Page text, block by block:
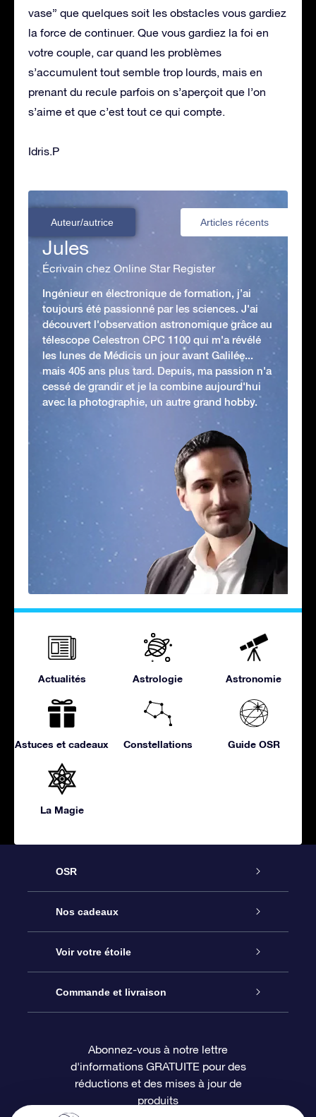
vase” que quelques soit les obstacles vous gardiez
la force de continuer. Que vous gardiez la foi en
votre couple, car quand les problèmes
s’accumulent tout semble trop lourds, mais en
prenant du recule parfois on s’aperçoit que l’on
s’aime et que c’est tout ce qui compte.
Idris.P
Auteur/autrice Articles récents
Jules
Écrivain chez Online Star Register
Ingénieur en électronique de formation, j’ai
toujours été passionné par les sciences. J'ai
découvert l'observation astronomique grâce au
télescope Celestron CPC 1100 qui m'a révélé
les lunes de Médicis un jour avant Galilée...
mais 405 ans plus tard. Depuis, ma passion n'a
cessé de grandir et je la combine aujourd'hui
avec la photographie, un autre grand hobby.
Actualités Astrologie Astronomie
Astuces et cadeaux Constellations Guide OSR
La Magie
OSR
Service
À propos de l’OSR
Nous contacter
Questions fréquemment posées
Revues
Nos cadeaux
Cadeau d’étoile en ligne
Coffret cadeau OSR
Carte cadeau OSR
Voir votre étoile
Registre des étoiles
Page d’accueil personnalisée
Commande et livraison
Informations de paiement
Informations d’expédition
Abonnez-vous à notre lettre
d'informations GRATUITE pour des
réductions et des mises à jour de
produits